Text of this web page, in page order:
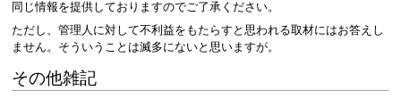
同じ情報を提供しておりますのでご了承ください。
ただし、管理人に対して不利益をもたらすと思われる取材にはお答えし
ません。そういうことは滅多にないと思いますが。
その他雑記